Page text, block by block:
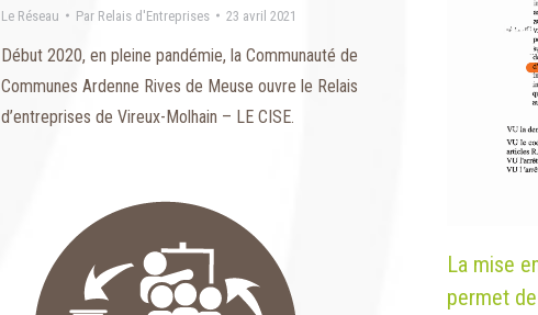
Le Réseau Par Relais d'Entreprises 23 avril 2021
Début 2020, en pleine pandémie, la Communauté de
Communes Ardenne Rives de Meuse ouvre le Relais
d’entreprises de Vireux-Molhain – LE CISE.
La mise
permet